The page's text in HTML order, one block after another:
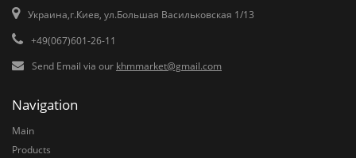
Украина,г.Киев, ул.Большая Васильковская 1/13
+49(067)601-26-11
Send Email via our khmmarket@gmail.com
Navigation
Main
Products